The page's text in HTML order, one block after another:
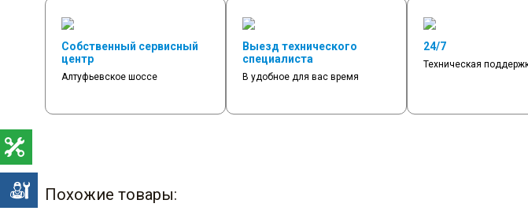
Собственный сервисный
центр
Алтуфьевское шоссе
Выезд технического
специалиста
В удобное для вас время
24/7
Техническая
Похожие товары: